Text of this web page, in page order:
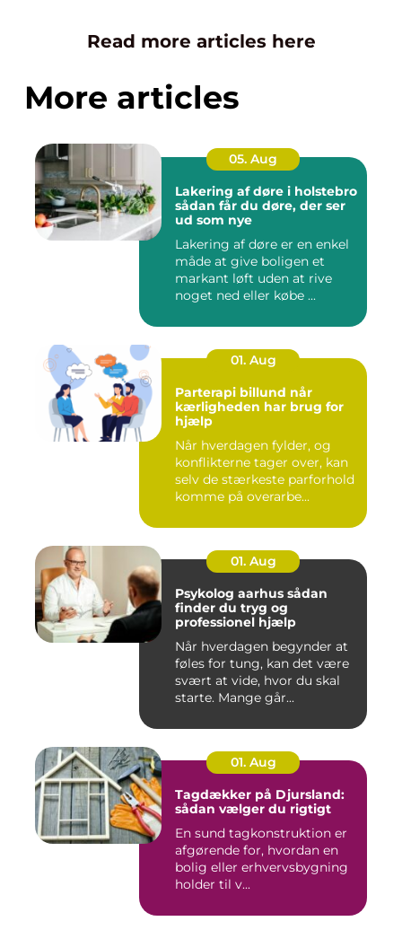
Read more articles here
More articles
05. Aug
Lakering af døre i holstebro
sådan får du døre, der ser
ud som nye
Lakering af døre er en enkel
måde at give boligen et
markant løft uden at rive
noget ned eller købe ...
01. Aug
Parterapi billund når
kærligheden har brug for
hjælp
Når hverdagen fylder, og
konflikterne tager over, kan
selv de stærkeste parforhold
komme på overarbe...
01. Aug
Psykolog aarhus sådan
finder du tryg og
professionel hjælp
Når hverdagen begynder at
føles for tung, kan det være
svært at vide, hvor du skal
starte. Mange går...
01. Aug
Tagdækker på Djursland:
sådan vælger du rigtigt
En sund tagkonstruktion er
afgørende for, hvordan en
bolig eller erhvervsbygning
holder til v...